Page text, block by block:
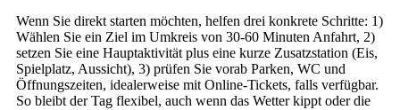
Wenn Sie direkt starten möchten, helfen drei konkrete Schritte: 1)
Wählen Sie ein Ziel im Umkreis von 30-60 Minuten Anfahrt, 2)
setzen Sie eine Hauptaktivität plus eine kurze Zusatzstation (Eis,
Spielplatz, Aussicht), 3) prüfen Sie vorab Parken, WC und
Öffnungszeiten, idealerweise mit Online-Tickets, falls verfügbar.
So bleibt der Tag flexibel, auch wenn das Wetter kippt oder die